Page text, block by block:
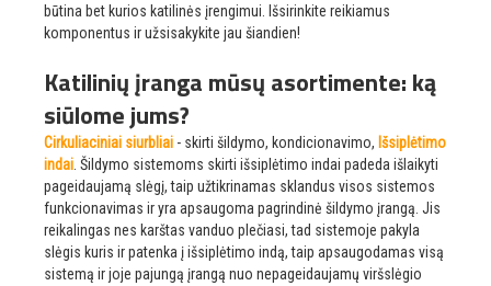
būtina bet kurios katilinės įrengimui. Išsirinkite reikiamus
komponentus ir užsisakykite jau šiandien!
Katilinių įranga mūsų asortimente: ką
siūlome jums?
Cirkuliaciniai siurbliai - skirti šildymo, kondicionavimo, Išsiplėtimo
indai. Šildymo sistemoms skirti išsiplėtimo indai padeda išlaikyti
pageidaujamą slėgį, taip užtikrinamas sklandus visos sistemos
funkcionavimas ir yra apsaugoma pagrindinė šildymo įrangą. Jis
reikalingas nes karštas vanduo plečiasi, tad sistemoje pakyla
slėgis kuris ir patenka į išsiplėtimo indą, taip apsaugodamas visą
sistemą ir joje pajungą įrangą nuo nepageidaujamų viršslėgio